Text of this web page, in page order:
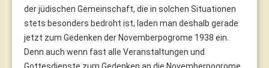
der jüdischen Gemeinschaft, die in solchen Situationen
stets besonders bedroht ist, laden man deshalb gerade
jetzt zum Gedenken der Novemberpogrome 1938 ein.
Denn auch wenn fast alle Veranstaltungen und
Gottesdienste zum Gedenken an die Novemberpogrome